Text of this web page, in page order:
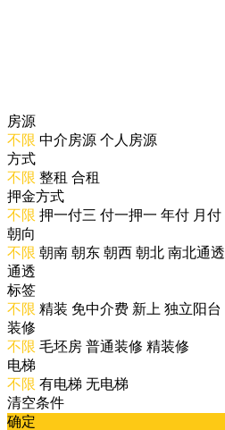
房源
不限 中介房源 个人房源
方式
不限 整租 合租
押金方式
不限 押一付三 付一押一 年付 月付
朝向
不限 朝南 朝东 朝西 朝北 南北通透
通透
标签
不限 精装 免中介费 新上 独立阳台
装修
不限 毛坯房 普通装修 精装修
电梯
不限 有电梯 无电梯
清空条件
确定